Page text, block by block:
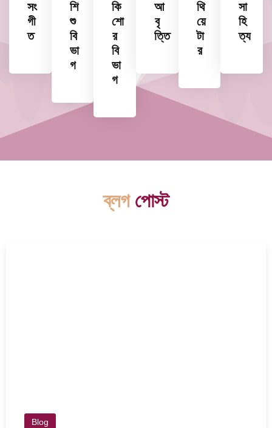
সং
গী
ত
শি
শু
বি
ভা
গ
কি
শো
র
বি
ভা
গ
আ
বৃ
ত্তি
থি
য়ে
টা
র
সা
হি
ত্য
ব্লগ পোস্ট
Blog